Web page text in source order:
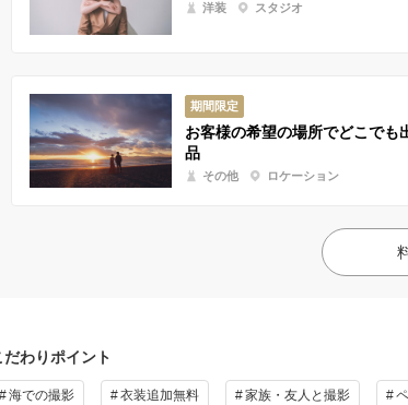
洋装 スタジオ
期間限定
お客様の希望の場所でどこで
品
その他 ロケーション
だわりポイント
海での撮影 衣装追加無料 家族・友人と撮影